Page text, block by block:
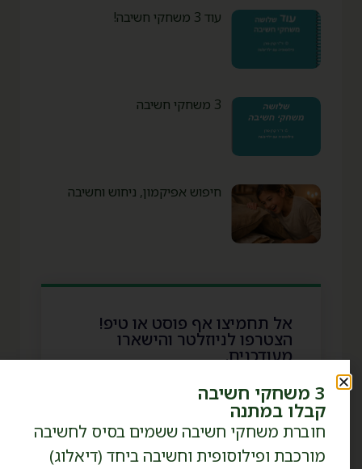
עוד 3 משחקי חשיבה!
חיפוש אפיקמון, ניחוש וחשיבה
אל תחמיצו אף פוסט או טיפ!
הצטרפו לניוזלטר והישארו
מעודכנים.
קראתי ואני מסכימ.ה למדיניות הפרטיות
3 משחקי חשיבה
קבלו במתנה
חוברת משחקי חשיבה ששמים בסיס לחשיבה
מורכבת ופילוסופית וחשיבה ביחד (דיאלוג)